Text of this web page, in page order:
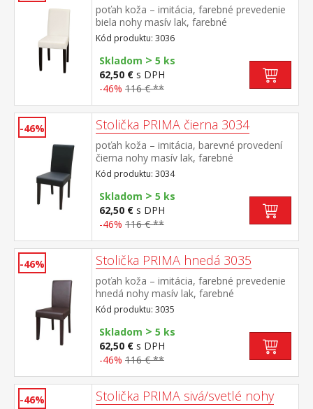
poťah koža – imitácia, farebné prevedenie
biela nohy masív lak, farebné
prevedenie tmavo hnedá výška sedu 47 cm,
odporúčaná nosnosť do 120 kg
Kód produktu: 3036
Skladom > 5 ks
62,50 € s DPH
-46% 116 € **
-46% Stolička PRIMA čierna 3034
poťah koža – imitácia, barevné provedení
čierna nohy masív lak, farebné
prevedenie tmavo hnedá výška sedu 47 cm,
odporúčaná nosnosť do 120 kg
Kód produktu: 3034
Skladom > 5 ks
62,50 € s DPH
-46% 116 € **
-46% Stolička PRIMA hnedá 3035
poťah koža – imitácia, farebné prevedenie
hnedá nohy masív lak, farebné
prevedenie tmavo hnedá výška sedu 47 cm,
odporúčaná nosnosť do 120 kg
Kód produktu: 3035
Skladom > 5 ks
62,50 € s DPH
-46% 116 € **
-46% Stolička PRIMA sivá/svetlé nohy